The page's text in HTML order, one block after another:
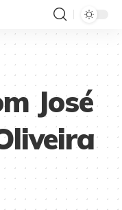
José